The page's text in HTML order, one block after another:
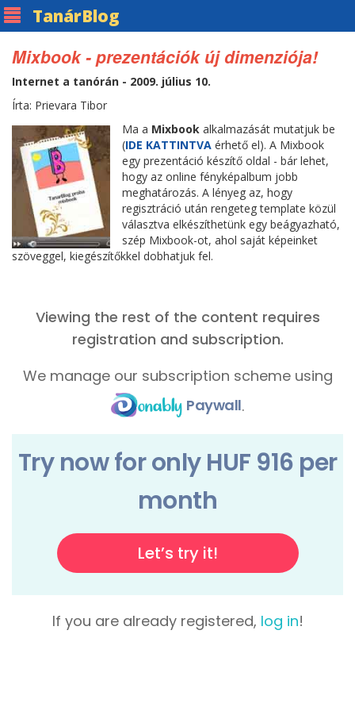
TanárBlog
Mixbook - prezentációk új dimenziója!
Internet a tanórán - 2009. július 10.
Írta: Prievara Tibor
Ma a Mixbookalkalmazását mutatjuk be
(IDE KATTINTVAérhető el). A Mixbook
egy prezentáció készítő oldal - bár lehet,
hogy az online fényképalbum jobb
meghatározás. A lényeg az, hogy
regisztráció után rengeteg template közül
választva elkészíthetünk egy beágyazható,
szép Mixbook-ot, ahol saját képeinket
szöveggel, kiegészítőkkel dobhatjuk fel.